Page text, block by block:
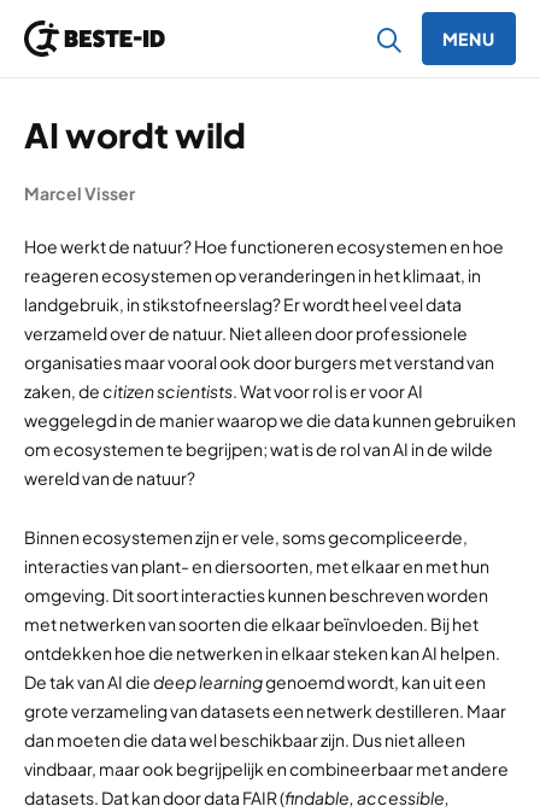
MENU
AI wordt wild
Marcel Visser
Hoe werkt de natuur? Hoe functioneren ecosystemen en hoe
reageren ecosystemen op veranderingen in het klimaat, in
landgebruik, in stikstofneerslag? Er wordt heel veel data
verzameld over de natuur. Niet alleen door professionele
organisaties maar vooral ook door burgers met verstand van
zaken, decitizen scientists. Wat voor rol is er voor AI
weggelegd in de manier waarop we die data kunnen gebruiken
om ecosystemen te begrijpen; wat is de rol van AI in de wilde
wereld van de natuur?
Binnen ecosystemen zijn er vele, soms gecompliceerde,
interacties van plant- en diersoorten, met elkaar en met hun
omgeving. Dit soort interacties kunnen beschreven worden
met netwerken van soorten die elkaar beïnvloeden. Bij het
ontdekken hoe die netwerken in elkaar steken kan AI helpen.
De tak van AI diedeep learninggenoemd wordt, kan uit een
grote verzameling van datasets een netwerk destilleren. Maar
dan moeten die data wel beschikbaar zijn. Dus niet alleen
vindbaar, maar ook begrijpelijk en combineerbaar met andere
datasets. Dat kan door data FAIR (findable, accessible,